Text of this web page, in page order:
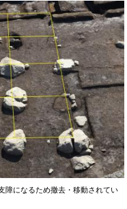
になるため撤去・移動されてい